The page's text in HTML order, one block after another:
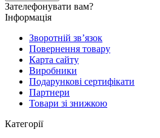
Зателефонувати вам?
Інформація
Зворотній зв’язок
Повернення товару
Карта сайту
Виробники
Подарункові сертифікати
Партнери
Товари зі знижкою
Категорії